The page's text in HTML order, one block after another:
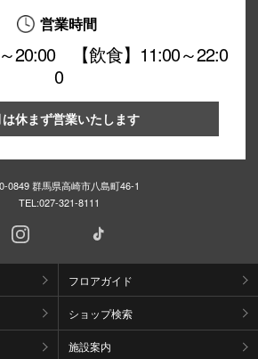
営業時間
～20:00 【飲食】11:00～22:0
0
休まず営業いたします
0849 群馬県高崎市八島町46-1
TEL:027-321-8111
フロアガイド
ショップ検索
施設案内